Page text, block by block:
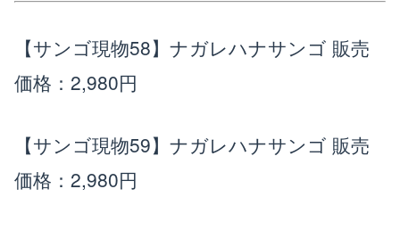
【サンゴ現物58】ナガレハナサンゴ 販売
価格：2,980円
【サンゴ現物59】ナガレハナサンゴ 販売
価格：2,980円